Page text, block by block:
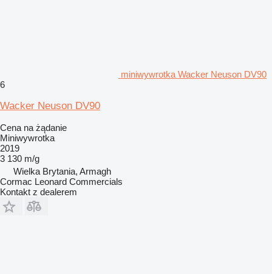
miniwywrotka Wacker Neuson DV90
6
Wacker Neuson DV90
Cena na żądanie
Miniwywrotka
2019
3 130 m/g
Wielka Brytania, Armagh
Cormac Leonard Commercials
Kontakt z dealerem